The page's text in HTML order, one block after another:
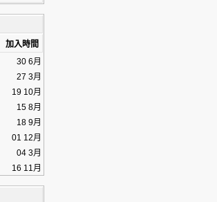
加入時間
30 6月
27 3月
19 10月
15 8月
18 9月
01 12月
04 3月
16 11月